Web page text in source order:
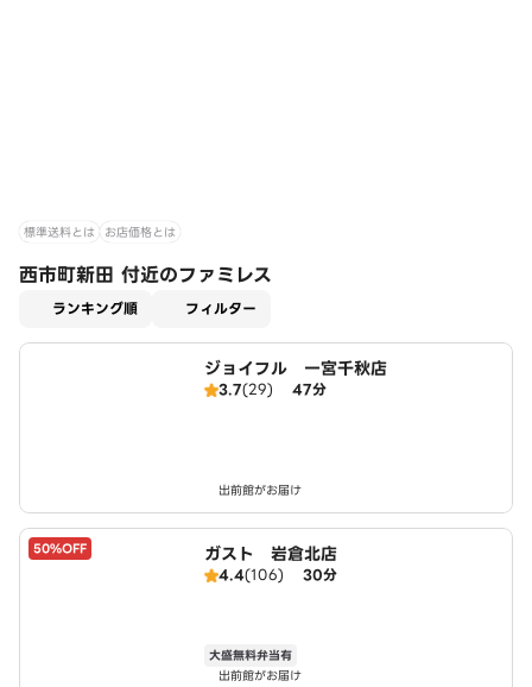
標準送料とは お店価格とは
西市町新田 付近のファミレス
ランキング順 フィルター
ジョイフル 一宮千秋店
3.7(29) 47分
出前館がお届け
50%OFF ガスト 岩倉北店
4.4(106) 30分
大盛無料弁当有
出前館がお届け